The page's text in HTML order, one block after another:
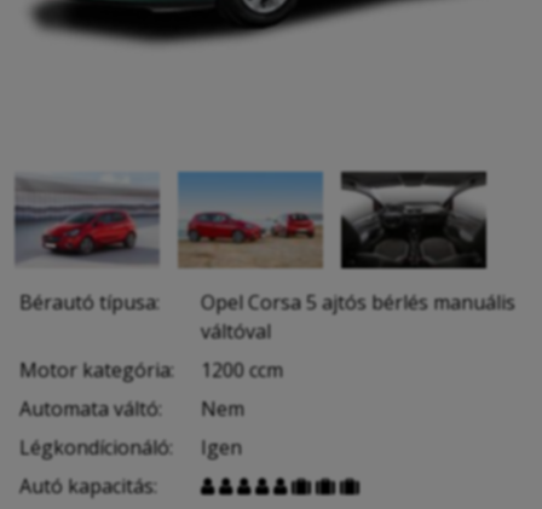
Bérautó típusa:
Opel Corsa 5 ajtós bérlés manuális
váltóval
Motor kategória:
1200 ccm
Automata váltó:
Nem
Légkondícionáló:
Igen
Autó kapacitás:
      